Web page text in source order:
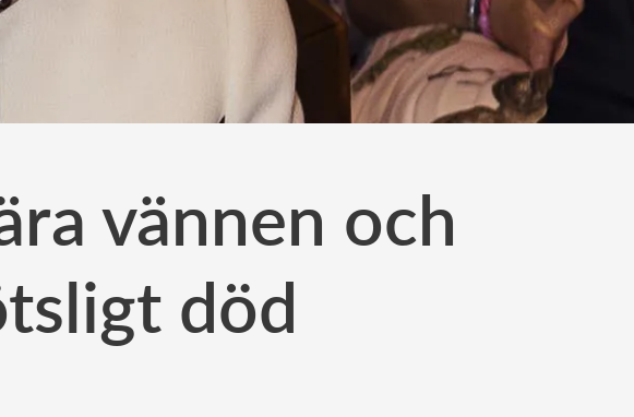
vännen och
död